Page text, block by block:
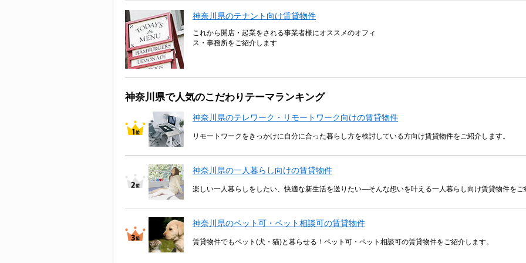
神奈川県のテナント向け賃貸物件
これから開店・起業をされる事業者様にオススメのオフィ
ス・事務所をご紹介します
神奈川県で人気のこだわりテーマランキング
神奈川県のテレワーク・リモートワーク向けの賃貸物件
リモートワークをきっかけに自分に合った暮らし方を検討している方向け賃貸物件をご紹介します。
神奈川県の一人暮らし向けの賃貸物件
楽しい一人暮らしをしたい、快適な新生活を送りたい―そんな想いを叶える一人暮らし向け賃貸物件をご
神奈川県のペット可・ペット相談可の賃貸物件
賃貸物件でもペット(犬・猫)と暮らせる！ペット可・ペット相談可の賃貸物件をご紹介します。